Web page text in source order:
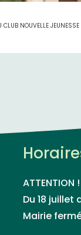
CLUB NOUVELLE JEUNESSE
ATTENTION
Du 18 juillet
Mairie